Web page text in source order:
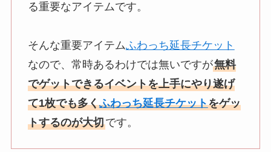
る重要なアイテムです。
そんな重要アイテムふわっち延長チケット
なので、常時あるわけでは無いですが無料
でゲットできるイベントを上手にやり遂げ
て1枚でも多くふわっち延長チケットをゲッ
トするのが大切です。